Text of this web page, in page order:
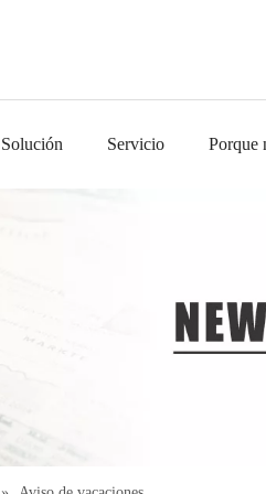
Solución Servicio Porque